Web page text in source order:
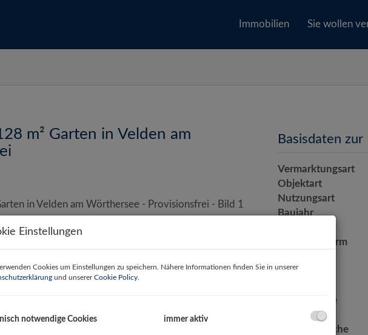
Immobilien Sie wollen
m² Garten in Velden am
Basisdaten zur
Vermarktungsart
Objektart
Nutzungsart
Baujahr
Eigentumsform
Etage
Gartenfläche
Kellerfläche
Terrassenfläche
Einstellungen
Cookies um Einstellungen zu speichern. Nähere Informationen finden Sie in unserer
und unsererCookie Policy
notwendige Cookies immer aktiv